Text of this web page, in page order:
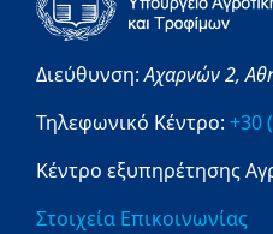
Διεύθυνση:Αχαρνών 2,
Τηλεφωνικό Κέντρο: +30
Κέντρο εξυπηρέτησης
Στοιχεία Επικοινωνίας